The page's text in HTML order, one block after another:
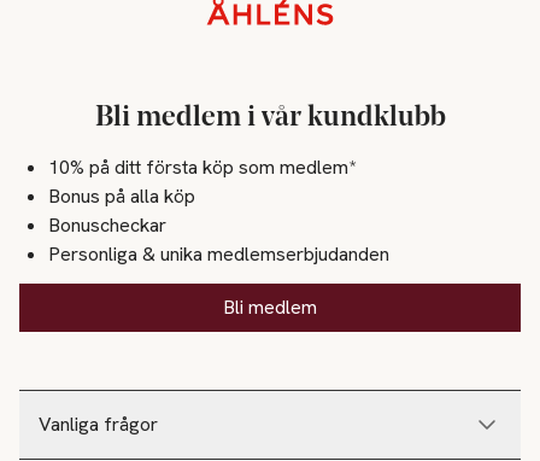
Vanliga frågor
Bli medlem i vår kundklubb
10% på ditt första köp som medlem*
Bonus på alla köp
Bonuscheckar
Personliga & unika medlemserbjudanden
Bli medlem